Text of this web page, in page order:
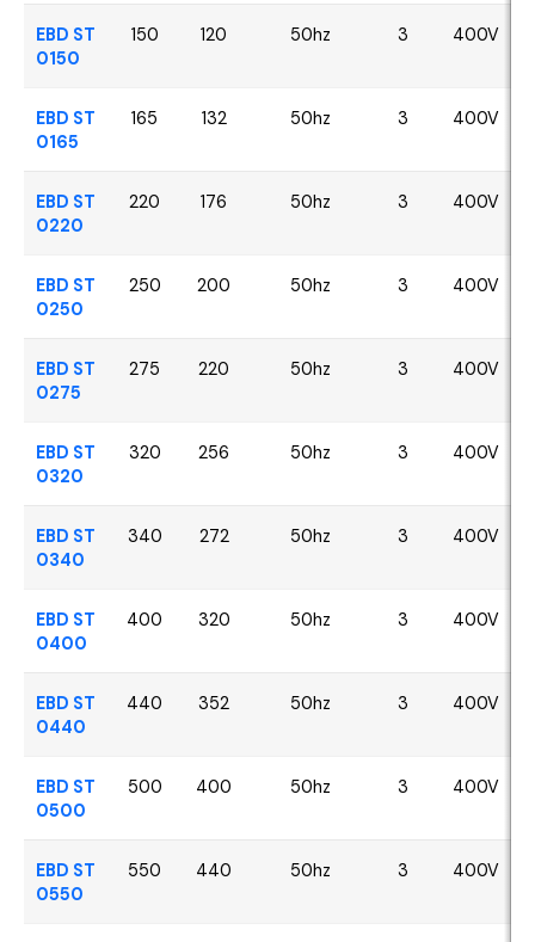
EBD ST
0150
150 120 50hz 3 400V
EBD ST
0165
165 132 50hz 3 400V
EBD ST
0220
220 176 50hz 3 400V
EBD ST
0250
250 200 50hz 3 400V
EBD ST
0275
275 220 50hz 3 400V
EBD ST
0320
320 256 50hz 3 400V
EBD ST
0340
340 272 50hz 3 400V
EBD ST
0400
400 320 50hz 3 400V
EBD ST
0440
440 352 50hz 3 400V
EBD ST
0500
500 400 50hz 3 400V
EBD ST
0550
550 440 50hz 3 400V